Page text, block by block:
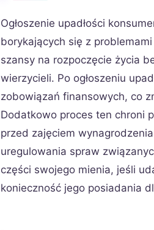
Ogłoszenie upadłości
borykających się z
szansy na rozpoczęcie życia
wierzycieli. Po ogłoszeniu
zobowiązań finansowych, co
Dodatkowo proces ten chroni
przed zajęciem
uregulowania spraw
części swojego mienia, jeśli
konieczność jego posiadania